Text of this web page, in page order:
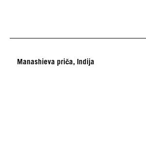
Manashieva priča, Indija